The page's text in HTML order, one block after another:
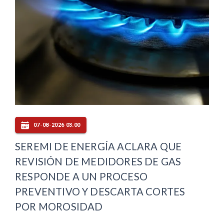
07-08-2026 03:00
SEREMI DE ENERGÍA ACLARA QUE
REVISIÓN DE MEDIDORES DE GAS
RESPONDE A UN PROCESO
PREVENTIVO Y DESCARTA CORTES
POR MOROSIDAD